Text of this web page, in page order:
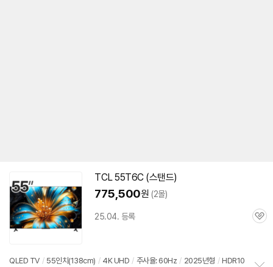
TCL 55T6C (스탠드)
775,500원 (2몰)
25.04. 등록
관
QLED TV / 55인치(138cm) / 4K UHD / 주사율: 60Hz / 2025년형 / HDR10